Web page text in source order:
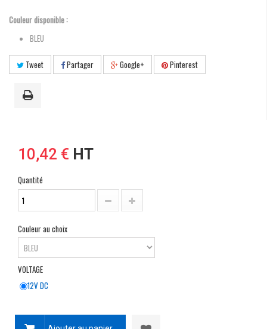
Couleur disponible :
BLEU
Tweet Partager Google+ Pinterest
10,42 € HT
Quantité
Couleur au choix
VOLTAGE
12V DC